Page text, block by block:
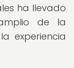
ha llevado
de la
experiencia